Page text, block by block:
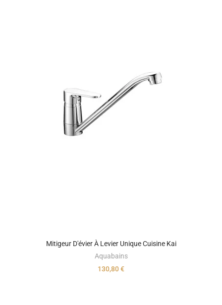
Mitigeur D'évier À Levier Unique Cuisine Kai
Aquabains
130,80 €